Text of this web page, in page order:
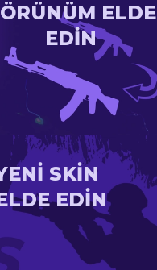
ELDE
EDIN
SKIN
EDIN